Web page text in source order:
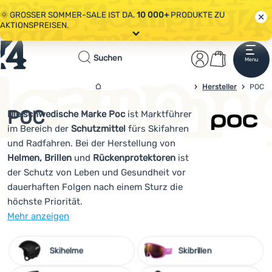
🌞 GROSSER SOMMER-SALE IST DA.10 000+PRODUKTE ZU
AKTIONSPREISEN.
🤫 - 10 % AUF AUSGEWÄHLTE CAMPING- & WANDERAUSRÜSTUNG.
CODE OUT10
Alle Aktionen
Suchen
Anmelden
Warenkorb
Menu
Startseite
Bekleidung
Schuhe
Rucksäcke
Schlafsäcke
Isomatten
Ausrüstung
4campingshop.de
Hersteller POC
POC
Die schwedische Marke Pocist Marktführer
im Bereich der Schutzmittel fürs Skifahren
und Radfahren. Bei der Herstellung von
Helmen, Brillen und Rückenprotektoren ist
der Schutz von Leben und Gesundheit vor
dauerhaften Folgen nach einem Sturz die
höchste Priorität.
Mehr anzeigen
Skihelme Skibrillen